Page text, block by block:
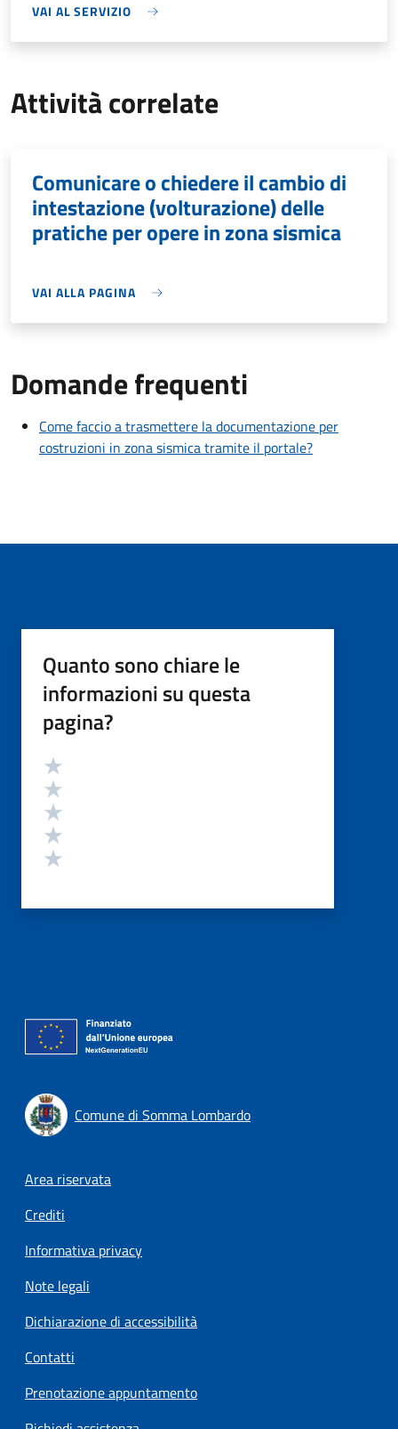
VAI AL SERVIZIO
Attività correlate
Comunicare o chiedere il cambio di
intestazione (volturazione) delle
pratiche per opere in zona sismica
VAI ALLA PAGINA
Domande frequenti
Come faccio a trasmettere la documentazione per
costruzioni in zona sismica tramite il portale?
Quanto sono chiare le
informazioni su questa
pagina?
Valutazione
Comune di Somma Lombardo
Footer menu
Area riservata
Crediti
Informativa privacy
Note legali
Dichiarazione di accessibilità
Contatti
Prenotazione appuntamento